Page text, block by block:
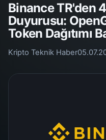
Binance TR'den
Duyurusu:
Token Dağıtımı
Kripto Teknik Haber